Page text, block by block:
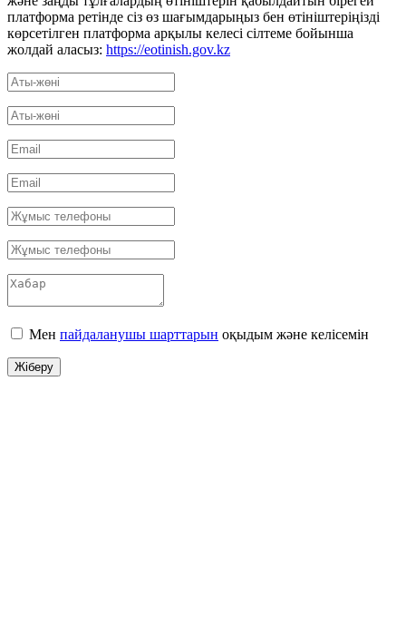
платформа ретінде сіз өз шағымдарыңыз бен өтініштеріңізді
көрсетілген платформа арқылы келесі сілтеме бойынша
жолдай аласыз: https://eotinish.gov.kz
Мен пайдаланушы шарттарын оқыдым және келісемін
Жіберу